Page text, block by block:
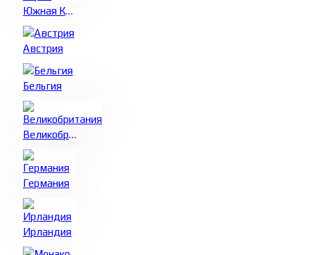
Южная Корея
Австрия
Бельгия
Великобритания
Германия
Ирландия